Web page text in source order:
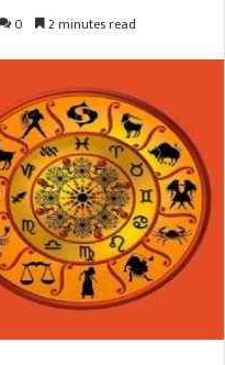
0 2 minutes read